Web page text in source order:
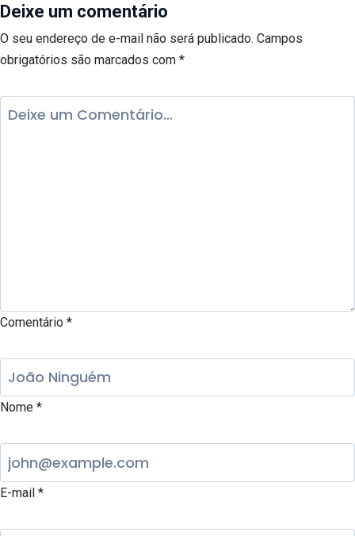
Deixe um comentário
O seu endereço de e-mail não será publicado. Campos
obrigatórios são marcados com *
Comentário *
Nome *
E-mail *